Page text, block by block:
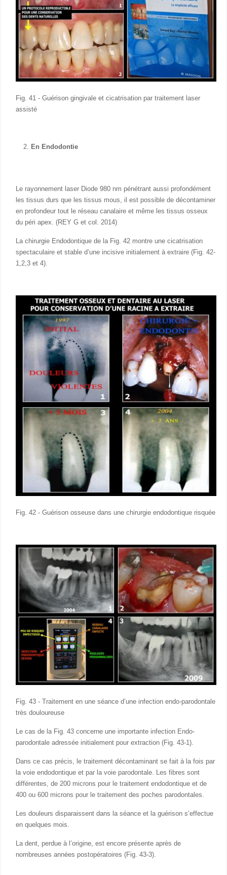
Fig. 41 - Guérison gingivale et cicatrisation par traitement laser
assisté
En Endodontie
Le rayonnement laser Diode 980 nm pénétrant aussi profondément
les tissus durs que les tissus mous, il est possible de décontaminer
en profondeur tout le réseau canalaire et même les tissus osseux
du péri apex. (REY G et col. 2014)
La chirurgie Endodontique de la Fig. 42 montre une cicatrisation
spectaculaire et stable d’une incisive initialement à extraire (Fig. 42-
1,2,3 et 4).
Fig. 42 - Guérison osseuse dans une chirurgie endodontique risquée
Fig. 43 - Traitement en une séance d’une infection endo-parodontale
très douloureuse
Le cas de la Fig. 43 concerne une importante infection Endo-
parodontale adressée initialement pour extraction (Fig. 43-1).
Dans ce cas précis, le traitement décontaminant se fait à la fois par
la voie endodontique et par la voie parodontale. Les fibres sont
différentes, de 200 microns pour le traitement endodontique et de
400 ou 600 microns pour le traitement des poches parodontales.
Les douleurs disparaissent dans la séance et la guérison s’effectue
en quelques mois.
La dent, perdue à l’origine, est encore présente après de
nombreuses années postopératoires (Fig. 43-3).